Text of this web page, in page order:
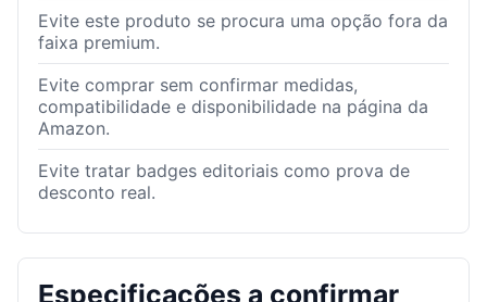
Evite este produto se procura uma opção fora da
faixa premium.
Evite comprar sem confirmar medidas,
compatibilidade e disponibilidade na página da
Amazon.
Evite tratar badges editoriais como prova de
desconto real.
Especificações a confirmar